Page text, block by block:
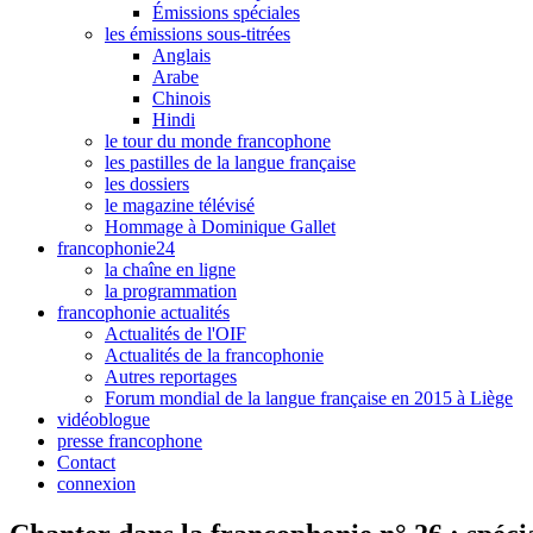
Émissions spéciales
les émissions sous-titrées
Anglais
Arabe
Chinois
Hindi
le tour du monde francophone
les pastilles de la langue française
les dossiers
le magazine télévisé
Hommage à Dominique Gallet
francophonie24
la chaîne en ligne
la programmation
francophonie actualités
Actualités de l'OIF
Actualités de la francophonie
Autres reportages
Forum mondial de la langue française en 2015 à Liège
vidéoblogue
presse francophone
Contact
connexion